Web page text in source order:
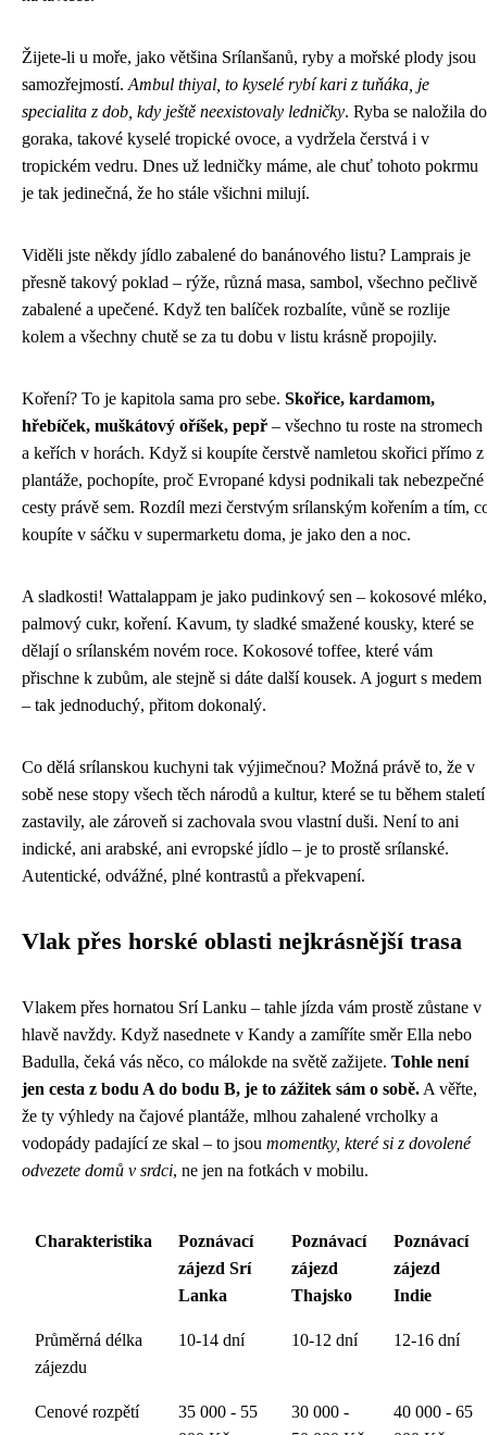
Žijete-li u moře, jako většina Srílanšanů, ryby a mořské plody jsou
samozřejmostí. Ambul thiyal, to kyselé rybí kari z tuňáka, je
specialita z dob, kdy ještě neexistovaly ledničky. Ryba se naložila do
goraka, takové kyselé tropické ovoce, a vydržela čerstvá i v
tropickém vedru. Dnes už ledničky máme, ale chuť tohoto pokrmu
je tak jedinečná, že ho stále všichni milují.
Viděli jste někdy jídlo zabalené do banánového listu? Lamprais je
přesně takový poklad – rýže, různá masa, sambol, všechno pečlivě
zabalené a upečené. Když ten balíček rozbalíte, vůně se rozlije
kolem a všechny chutě se za tu dobu v listu krásně propojily.
Koření? To je kapitola sama pro sebe. Skořice, kardamom,
hřebíček, muškátový oříšek, pepř – všechno tu roste na stromech
a keřích v horách. Když si koupíte čerstvě namletou skořici přímo z
plantáže, pochopíte, proč Evropané kdysi podnikali tak nebezpečné
cesty právě sem. Rozdíl mezi čerstvým srílanským kořením a tím,
koupíte v sáčku v supermarketu doma, je jako den a noc.
A sladkosti! Wattalappam je jako pudinkový sen – kokosové mléko,
palmový cukr, koření. Kavum, ty sladké smažené kousky, které se
dělají o srílanském novém roce. Kokosové toffee, které vám
přischne k zubům, ale stejně si dáte další kousek. A jogurt s medem
– tak jednoduchý, přitom dokonalý.
Co dělá srílanskou kuchyni tak výjimečnou? Možná právě to, že v
sobě nese stopy všech těch národů a kultur, které se tu během staletí
zastavily, ale zároveň si zachovala svou vlastní duši. Není to ani
indické, ani arabské, ani evropské jídlo – je to prostě srílanské.
Autentické, odvážné, plné kontrastů a překvapení.
Vlak přes horské oblasti nejkrásnější trasa
Vlakem přes hornatou Srí Lanku – tahle jízda vám prostě zůstane v
hlavě navždy. Když nasednete v Kandy a zamíříte směr Ella nebo
Badulla, čeká vás něco, co málokde na světě zažijete. Tohle není
jen cesta z bodu A do bodu B, je to zážitek sám o sobě. A věřte,
že ty výhledy na čajové plantáže, mlhou zahalené vrcholky a
vodopády padající ze skal – to jsou momentky, které si z dovolené
odvezete domů v srdci, ne jen na fotkách v mobilu.
Charakteristika
Poznávací
zájezd Srí
Lanka
Poznávací
zájezd
Thajsko
Poznávací
zájezd
Indie
Průměrná délka
zájezdu
10-14 dní 10-12 dní 12-16 dní
Cenové rozpětí
35 000 - 55
30 000 -
40 000 - 65